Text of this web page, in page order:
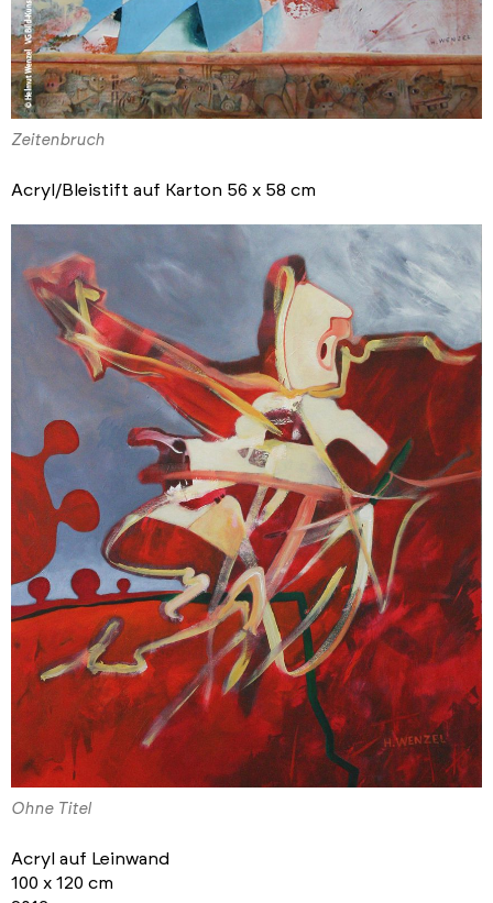
Zeitenbruch
Acryl/Bleistift auf Karton 56 x 58 cm
Ohne Titel
Acryl auf Leinwand
100 x 120 cm